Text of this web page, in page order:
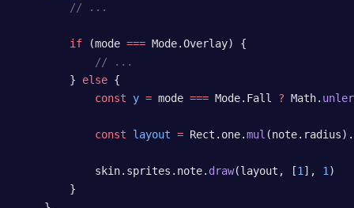
        // ...
        if
(mode === Mode.Overlay) {
            // ...
        }
else {
            const
y = mode === Mode.Fall ? Math.
            const
layout = Rect.one.mul (note.radius).
            skin.sprites.note.
draw(layout, [1 ], 1 )
        }